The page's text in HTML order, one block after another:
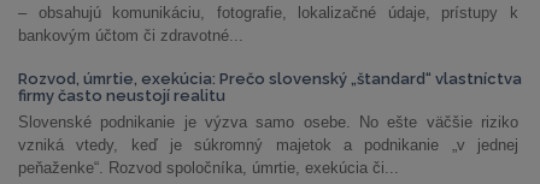
– obsahujú komunikáciu, fotografie, lokalizačné údaje, prístupy k
bankovým účtom či zdravotné...
Rozvod, úmrtie, exekúcia: Prečo slovenský „štandard“ vlastníctva
firmy často neustojí realitu
Slovenské podnikanie je výzva samo osebe. No ešte väčšie riziko
vzniká vtedy, keď je súkromný majetok a podnikanie „v jednej
peňaženke“. Rozvod spoločníka, úmrtie, exekúcia či...